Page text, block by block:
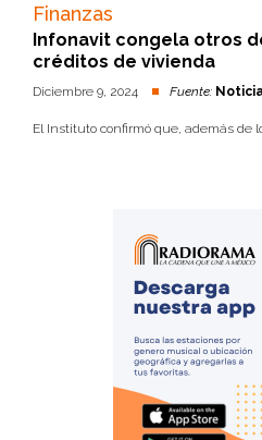
Finanzas
Infonavit congela otros
créditos de vivienda
Diciembre 9, 2024 Fuente:
El Instituto confirmó que, además de